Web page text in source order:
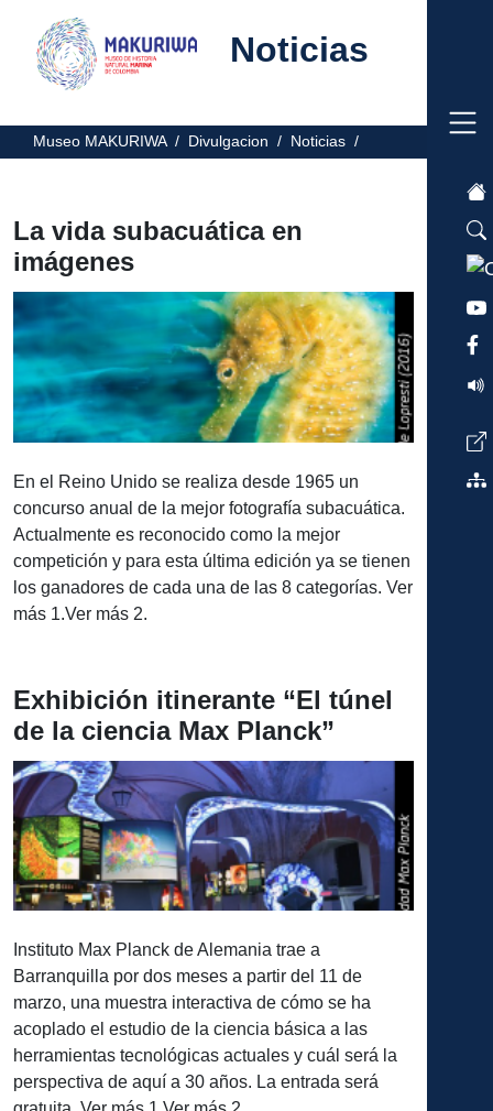
Noticias
Museo MAKURIWA / Divulgacion / Noticias /
La vida subacuática en
imágenes
En el Reino Unido se realiza desde 1965 un
concurso anual de la mejor fotografía subacuática.
Actualmente es reconocido como la mejor
competición y para esta última edición ya se tienen
los ganadores de cada una de las 8 categorías. Ver
más 1.Ver más 2.
Exhibición itinerante “El túnel
de la ciencia Max Planck”
Instituto Max Planck de Alemania trae a
Barranquilla por dos meses a partir del 11 de
marzo, una muestra interactiva de cómo se ha
acoplado el estudio de la ciencia básica a las
herramientas tecnológicas actuales y cuál será la
perspectiva de aquí a 30 años. La entrada será